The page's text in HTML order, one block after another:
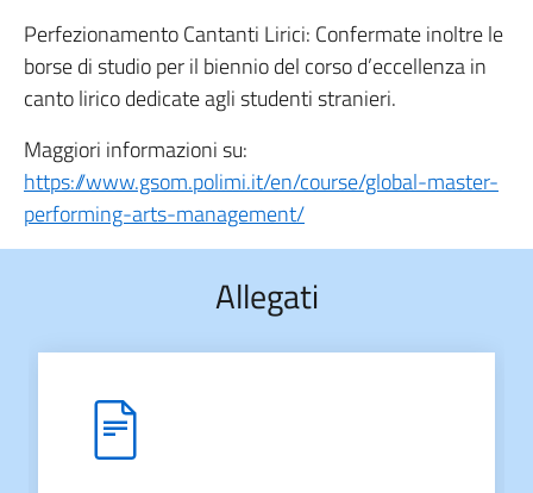
Perfezionamento Cantanti Lirici: Confermate inoltre le
borse di studio per il biennio del corso d’eccellenza in
canto lirico dedicate agli studenti stranieri.
Maggiori informazioni su:
https://www.gsom.polimi.it/en/course/global-master-
performing-arts-management/
Allegati